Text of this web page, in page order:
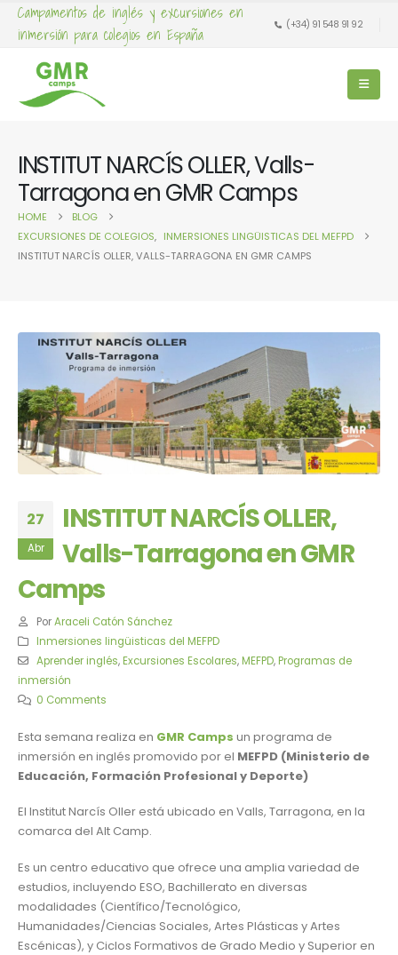
Campamentos de inglés y excursiones en
inmersión para colegios en España
(+34) 91 548 91 92
INSTITUT NARCÍS OLLER, Valls-
Tarragona en GMR Camps
HOME
BLOG
EXCURSIONES DE COLEGIOS, INMERSIONES LINGÜISTICAS DEL MEFPD
INSTITUT NARCÍS OLLER, VALLS-TARRAGONA EN GMR CAMPS
27
Abr
INSTITUT NARCÍS OLLER,
Valls-Tarragona en GMR
Camps
Por Araceli Catón Sánchez
Inmersiones lingüisticas del MEFPD
Aprender inglés,Excursiones Escolares,MEFPD,Programas de
inmersión
0 Comments
Esta semana realiza en GMR Camps un programa de
inmersión en inglés promovido por el MEFPD (Ministerio de
Educación, Formación Profesional y Deporte)
El Institut Narcís Oller está ubicado en Valls, Tarragona, en la
comarca del Alt Camp.
Es un centro educativo que ofrece una amplia variedad de
estudios, incluyendo ESO, Bachillerato en diversas
modalidades (Científico/Tecnológico,
Humanidades/Ciencias Sociales, Artes Plásticas y Artes
Escénicas), y Ciclos Formativos de Grado Medio y Superior en